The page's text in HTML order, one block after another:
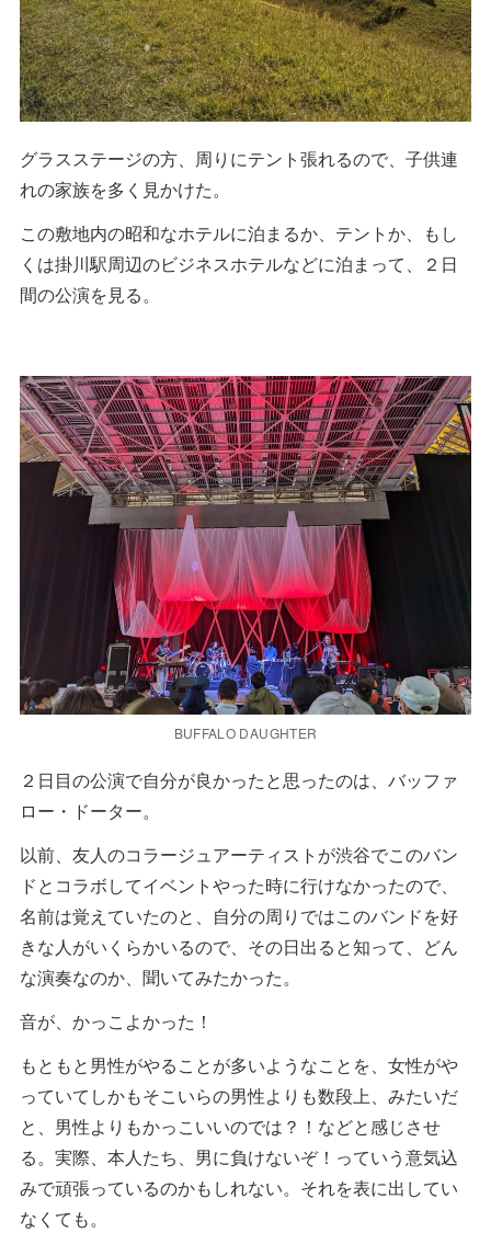
グラスステージの方、周りにテント張れるので、子供連
れの家族を多く見かけた。
この敷地内の昭和なホテルに泊まるか、テントか、もし
くは掛川駅周辺のビジネスホテルなどに泊まって、２日
間の公演を見る。
BUFFALO DAUGHTER
２日目の公演で自分が良かったと思ったのは、バッファ
ロー・ドーター。
以前、友人のコラージュアーティストが渋谷でこのバン
ドとコラボしてイベントやった時に行けなかったので、
名前は覚えていたのと、自分の周りではこのバンドを好
きな人がいくらかいるので、その日出ると知って、どん
な演奏なのか、聞いてみたかった。
音が、かっこよかった！
もともと男性がやることが多いようなことを、女性がや
っていてしかもそこいらの男性よりも数段上、みたいだ
と、男性よりもかっこいいのでは？！などと感じさせ
る。実際、本人たち、男に負けないぞ！っていう意気込
みで頑張っているのかもしれない。それを表に出してい
なくても。